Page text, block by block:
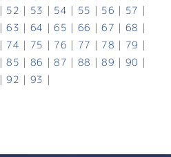
| 52 | 53 | 54 | 55 | 56 | 57 |
| 63 | 64 | 65 | 66 | 67 | 68 |
| 74 | 75 | 76 | 77 | 78 | 79 |
| 85 | 86 | 87 | 88 | 89 | 90 |
| 92 | 93 |